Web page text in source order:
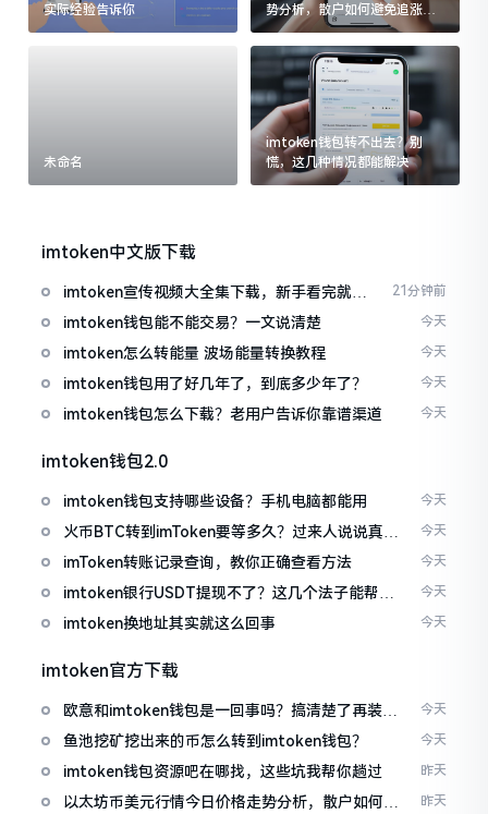
实际经验告诉你
势分析，散户如何避免追涨杀
跌被套牢
未命名
imtoken钱包转不出去？别
慌，这几种情况都能解决
imtoken中文版下载
imtoken宣传视频大全集下载，新手看完就懂
怎么用
21分钟前
imtoken钱包能不能交易？一文说清楚 今天
imtoken怎么转能量 波场能量转换教程 今天
imtoken钱包用了好几年了，到底多少年了？ 今天
imtoken钱包怎么下载？老用户告诉你靠谱渠道 今天
imtoken钱包2.0
imtoken钱包支持哪些设备？手机电脑都能用 今天
火币BTC转到imToken要等多久？过来人说说真实
情况
今天
imToken转账记录查询，教你正确查看方法 今天
imtoken银行USDT提现不了？这几个法子能帮你
搞定
今天
imtoken换地址其实就这么回事 今天
imtoken官方下载
欧意和imtoken钱包是一回事吗？搞清楚了再装钱
包
今天
鱼池挖矿挖出来的币怎么转到imtoken钱包？ 今天
imtoken钱包资源吧在哪找，这些坑我帮你趟过 昨天
以太坊币美元行情今日价格走势分析，散户如何避
昨天